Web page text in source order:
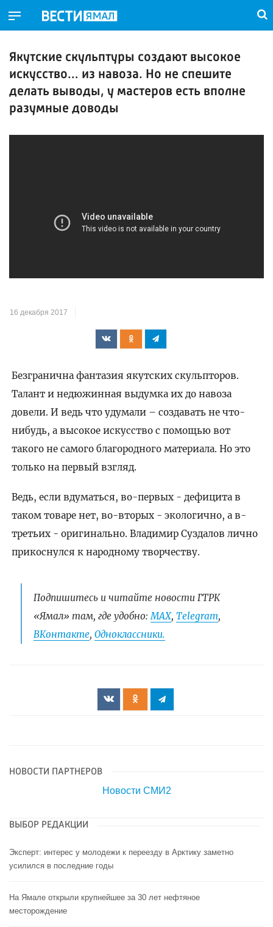
Якутские скульптуры создают высокое
искусство… из навоза. Но не спешите
делать выводы, у мастеров есть вполне
разумные доводы
16 декабря 2017
Безгранична фантазия якутских скульпторов.
Талант и недюжинная выдумка их до навоза
довели. И ведь что удумали – создавать не что-
нибудь, а высокое искусство с помощью вот
такого не самого благородного материала. Но это
только на первый взгляд.
Ведь, если вдуматься, во-первых - дефицита в
таком товаре нет, во-вторых - экологично, а в-
третьих - оригинально. Владимир Суздалов лично
прикоснулся к народному творчеству.
Подпишитесь и читайте новости ГТРК
«Ямал» там, где удобно: МАХ, Telegram,
ВКонтакте, Одноклассники.
НОВОСТИ ПАРТНЕРОВ
Новости СМИ2
ВЫБОР РЕДАКЦИИ
Эксперт: интерес у молодежи к переезду в Арктику заметно
усилился в последние годы
На Ямале открыли крупнейшее за 30 лет нефтяное
месторождение